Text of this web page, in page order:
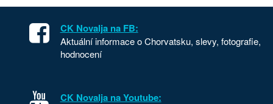
CK Novalja na FB:
Aktuální informace o Chorvatsku, slevy, fotografie,
hodnocení
CK Novalja na Youtube: